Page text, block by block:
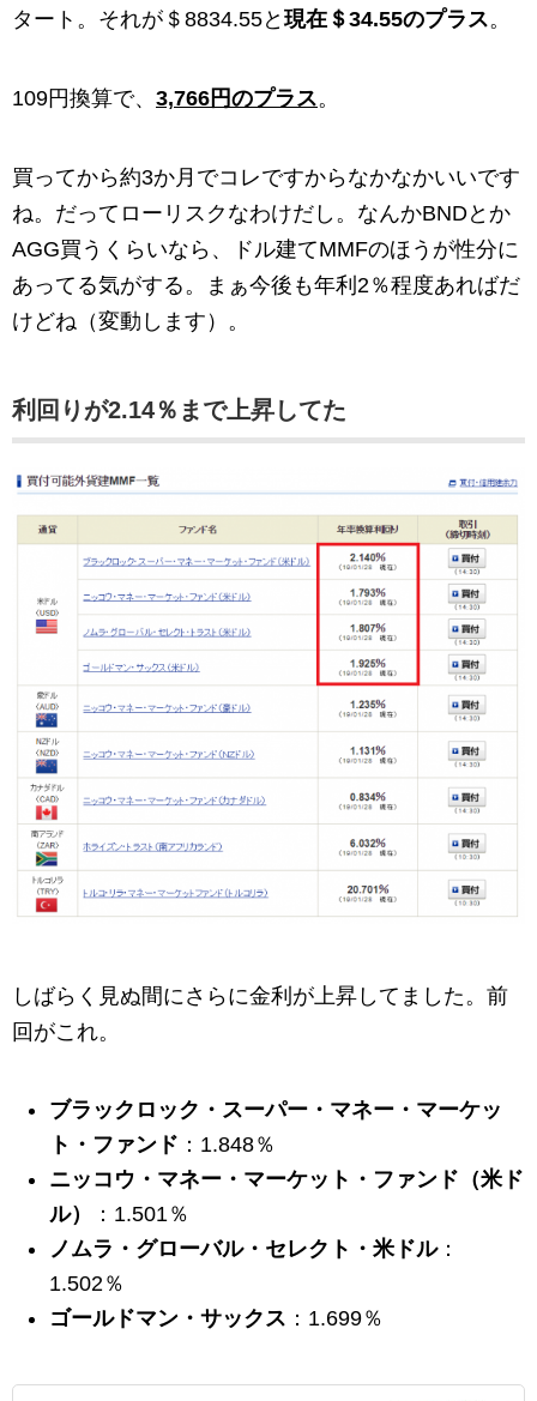
タート。それが＄8834.55と 現在＄34.55のプラス。
109円換算で、 3,766円のプラス。
買ってから約3か月でコレですからなかなかいいです
ね。だってローリスクなわけだし。なんかBNDとか
AGG買うくらいなら、ドル建てMMFのほうが性分に
あってる気がする。まぁ今後も年利2％程度あればだ
けどね（変動します）。
利回りが2.14％まで上昇してた
しばらく見ぬ間にさらに金利が上昇してました。前
回がこれ。
ブラックロック・スーパー・マネー・マーケッ
ト・ファンド ：1.848％
ニッコウ・マネー・マーケット・ファンド（米ド
ル）
：1.501％
ノムラ・グローバル・セレクト・米ドル：
1.502％
ゴールドマン・サックス ：1.699％